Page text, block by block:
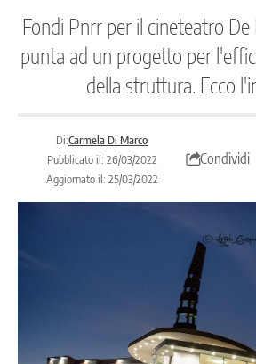
Fondi Pnrr per il cineteatro
punta ad un progetto per
della struttura. Ecco
Di:Carmela Di Marco
Pubblicato il: 26/03/2022
Aggiornato il: 25/03/2022
Condividi